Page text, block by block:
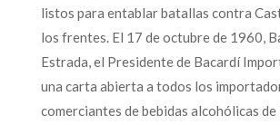
listos para entablar batallas contra
los frentes. El 17 de octubre de 1960,
Estrada, el Presidente de Bacardí
una carta abierta a todos los
comerciantes de bebidas alcohólicas de